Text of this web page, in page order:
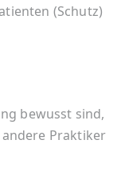
(Schutz)
bewusst sind,
Praktiker